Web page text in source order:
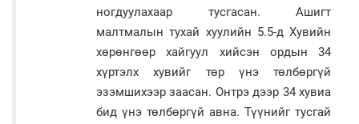
ногдуулахаар тусгасан. Ашигт
малтмалын тухай хуулийн 5.5-д Хувийн
хөрөнгөөр хайгуул хийсэн ордын 34
хүртэлх хувийг төр үнэ төлбөргүй
эзэмшихээр заасан. Онтрэ дээр 34 хувиа
бид үнэ төлбөргүй авна. Түүнийг тусгай